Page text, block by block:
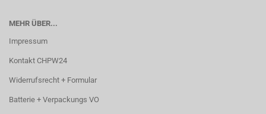
MEHR ÜBER...
Impressum
Kontakt CHPW24
Widerrufsrecht + Formular
Batterie + Verpackungs VO